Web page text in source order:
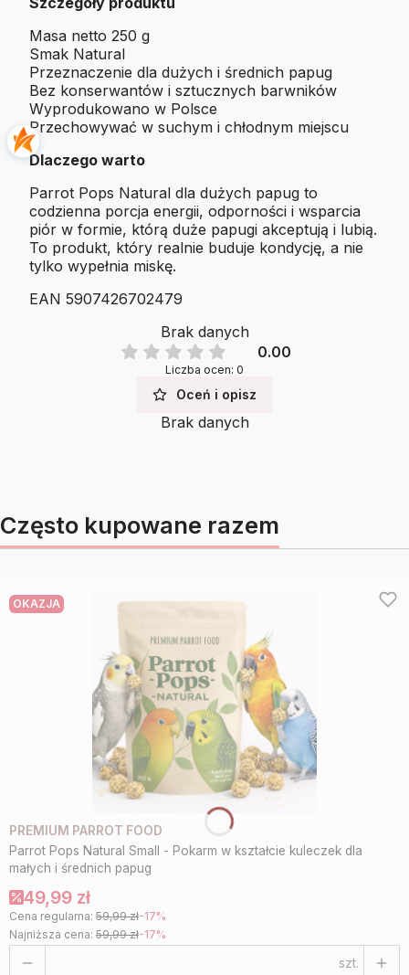
Masa netto 250 g
Smak Natural
Przeznaczenie dla dużych i średnich papug
Bez konserwantów i sztucznych barwników
Wyprodukowano w Polsce
Przechowywać w suchym i chłodnym miejscu
Dlaczego warto
Parrot Pops Natural dla dużych papug to
codzienna porcja energii, odporności i wsparcia
piór w formie, którą duże papugi akceptują i lubią.
To produkt, który realnie buduje kondycję, a nie
tylko wypełnia miskę.
EAN 5907426702479
Brak danych
0.00
Liczba ocen: 0
Oceń i opisz
Brak danych
Często kupowane razem
OKAZJA
PREMIUM PARROT FOOD
Parrot Pops Natural Small - Pokarm w kształcie kuleczek dla
małych i średnich papug
49,99 zł
Cena regularna: 59,99 zł-17%
Najniższa cena: 59,99 zł-17%
szt.